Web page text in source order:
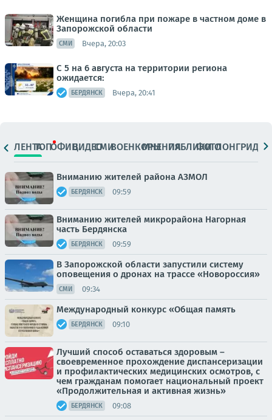
Женщина погибла при пожаре в частном доме в
Запорожской области
СМИ Вчера, 20:03
С 5 на 6 августа на территории региона
ожидается:
БЕРДЯНСК Вчера, 20:41
ЛЕНТАТОПОФИЦ.ВИДЕОСМИВОЕНКОРЫМНЕНИЯПАБЛИКИ
ФОТОЛОНГРИДЫ
Вниманию жителей района АЗМОЛ
БЕРДЯНСК 09:59
Вниманию жителей микрорайона Нагорная
часть Бердянска
БЕРДЯНСК 09:59
В Запорожской области запустили систему
оповещения о дронах на трассе «Новороссия»
СМИ 09:34
Международный конкурс «Общая память
БЕРДЯНСК 09:10
Лучший способ оставаться здоровым –
своевременное прохождение диспансеризации
и профилактических медицинских осмотров, с
чем гражданам помогает национальный проект
«Продолжительная и активная жизнь»
БЕРДЯНСК 09:08